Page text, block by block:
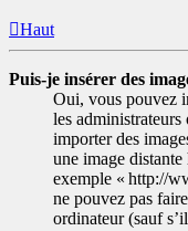
Haut
Puis-je insérer des
Oui, vous pouvez
les
importer des
une image
exemple « http://
ne pouvez pas
ordinateur (sauf